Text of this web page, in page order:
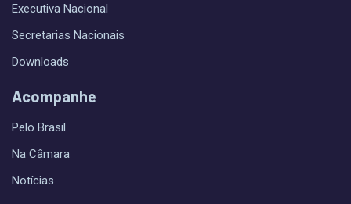
Executiva Nacional
Secretarias Nacionais
Downloads
Acompanhe
Pelo Brasil
Na Câmara
Notícias